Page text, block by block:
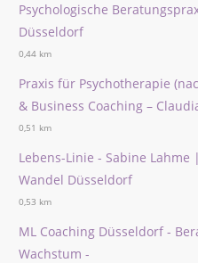
Psychologische
Düsseldorf
0,44 km
Praxis für Psychotherapie
& Business Coaching –
0,51 km
Lebens-Linie - Sabine
Wandel Düsseldorf
0,53 km
ML Coaching Düsseldorf -
Wachstum -